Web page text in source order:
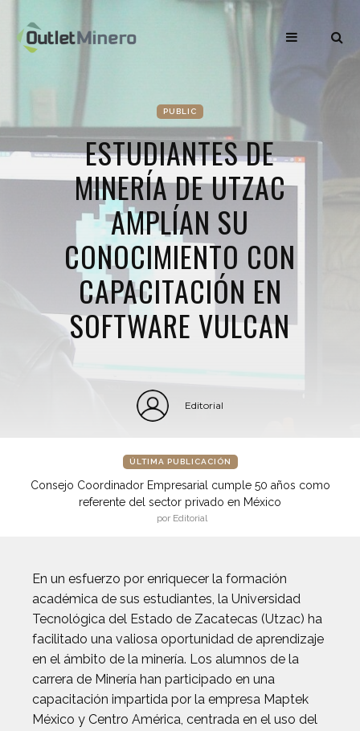
PUBLIC
ESTUDIANTES DE
MINERÍA DE UTZAC
AMPLÍAN SU
CONOCIMIENTO CON
CAPACITACIÓN EN
SOFTWARE VULCAN
Editorial
ÚLTIMA PUBLICACIÓN
Consejo Coordinador Empresarial cumple 50 años como
referente del sector privado en México
por Editorial
En un esfuerzo por enriquecer la formación
académica de sus estudiantes, la Universidad
Tecnológica del Estado de Zacatecas (Utzac) ha
facilitado una valiosa oportunidad de aprendizaje
en el ámbito de la minería. Los alumnos de la
carrera de Minería han participado en una
capacitación impartida por la empresa Maptek
México y Centro América, centrada en el uso del